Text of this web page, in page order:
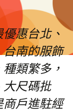
惠台北、
南的服飾
類繁多，
尺碼批
戶進駐經